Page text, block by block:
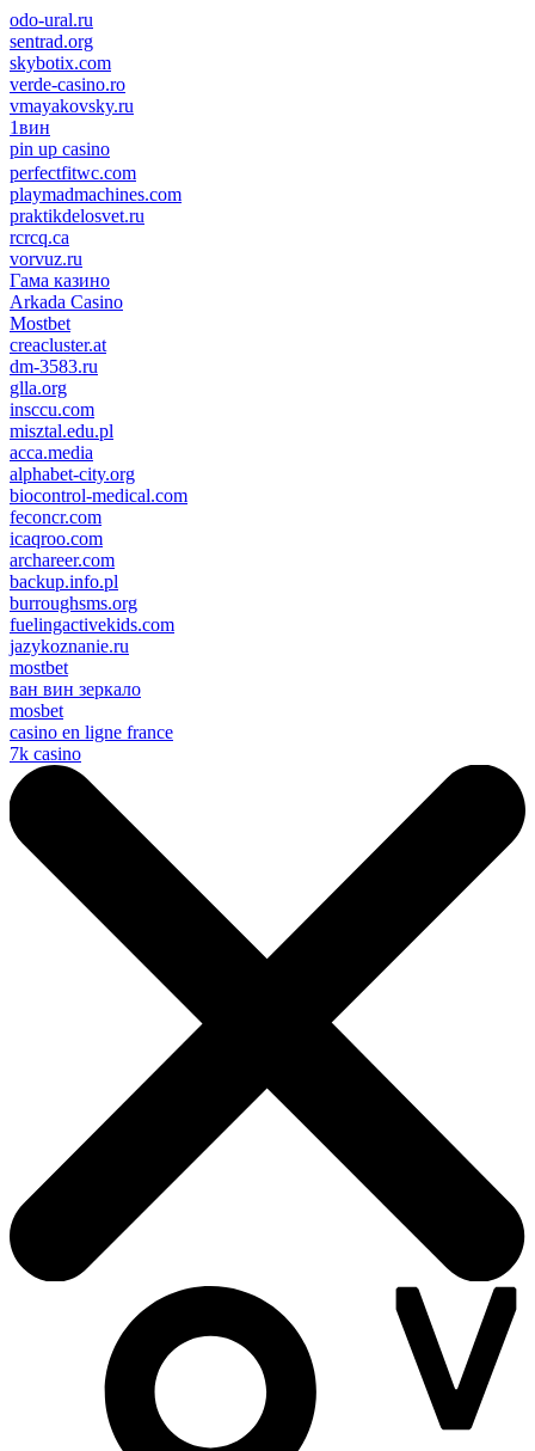
odo-ural.ru
sentrad.org
skybotix.com
verde-casino.ro
vmayakovsky.ru
1вин
pin up casino
пин ап
1win
perfectfitwc.com
playmadmachines.com
praktikdelosvet.ru
rcrcq.ca
vorvuz.ru
Гама казино
Arkada Casino
Mostbet
creacluster.at
dm-3583.ru
glla.org
insccu.com
misztal.edu.pl
acca.media
alphabet-city.org
biocontrol-medical.com
feconcr.com
icaqroo.com
archareer.com
backup.info.pl
burroughsms.org
fuelingactivekids.com
jazykoznanie.ru
mostbet
ван вин зеркало
mosbet
casino en ligne france
7k casino